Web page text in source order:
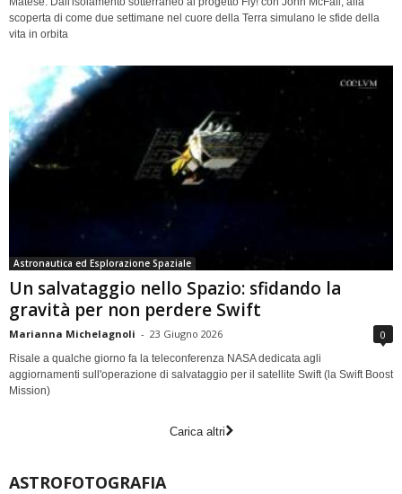
scoperta di come due settimane nel cuore della Terra simulano le sfide della
vita in orbita
Astronautica ed Esplorazione Spaziale
Un salvataggio nello Spazio: sfidando la
gravità per non perdere Swift
Marianna Michelagnoli - 23 Giugno 2026 0
Risale a qualche giorno fa la teleconferenza NASA dedicata agli
aggiornamenti sull'operazione di salvataggio per il satellite Swift (la Swift Boost
Mission)
Carica altri
ASTROFOTOGRAFIA